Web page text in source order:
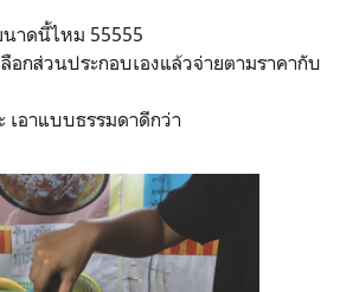
าดนี้ไหม 55555
อกส่วนประกอบเองแล้วจ่ายตามราคากับ
เอาแบบธรรมดาดีกว่า